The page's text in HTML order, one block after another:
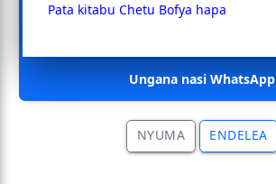
Pata kitabu Chetu Bofya hapa
Ungana nasi WhatsApp
NYUMA ENDELEA